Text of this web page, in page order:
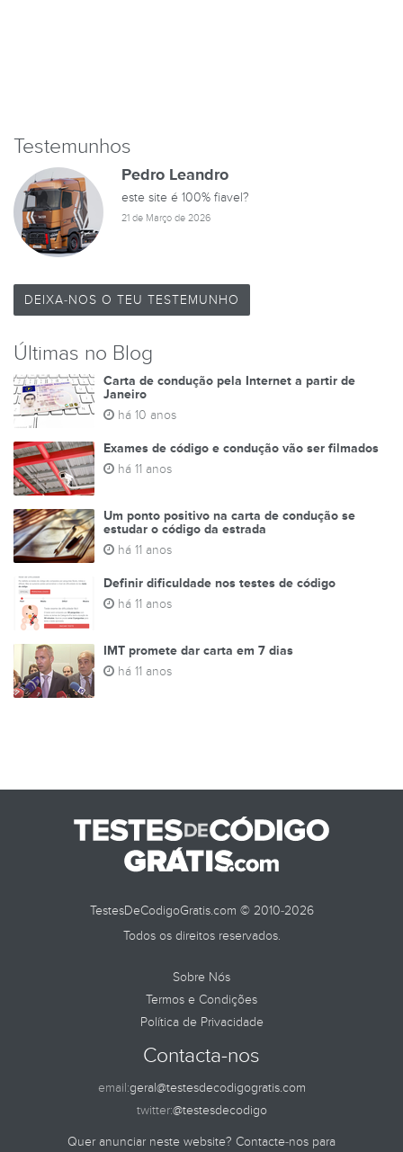
Testemunhos
Pedro Leandro
este site é 100% fiavel?
21 de Março de 2026
DEIXA-NOS O TEU TESTEMUNHO
Últimas no Blog
Carta de condução pela Internet a partir de
Janeiro
há 10 anos
Exames de código e condução vão ser filmados
há 11 anos
Um ponto positivo na carta de condução se
estudar o código da estrada
há 11 anos
Definir dificuldade nos testes de código
há 11 anos
IMT promete dar carta em 7 dias
há 11 anos
TestesDeCodigoGratis.com © 2010-2026
Todos os direitos reservados.
Sobre Nós
Termos e Condições
Política de Privacidade
Contacta-nos
email:geral@testesdecodigogratis.com
twitter:@testesdecodigo
Quer anunciar neste website? Contacte-nos para